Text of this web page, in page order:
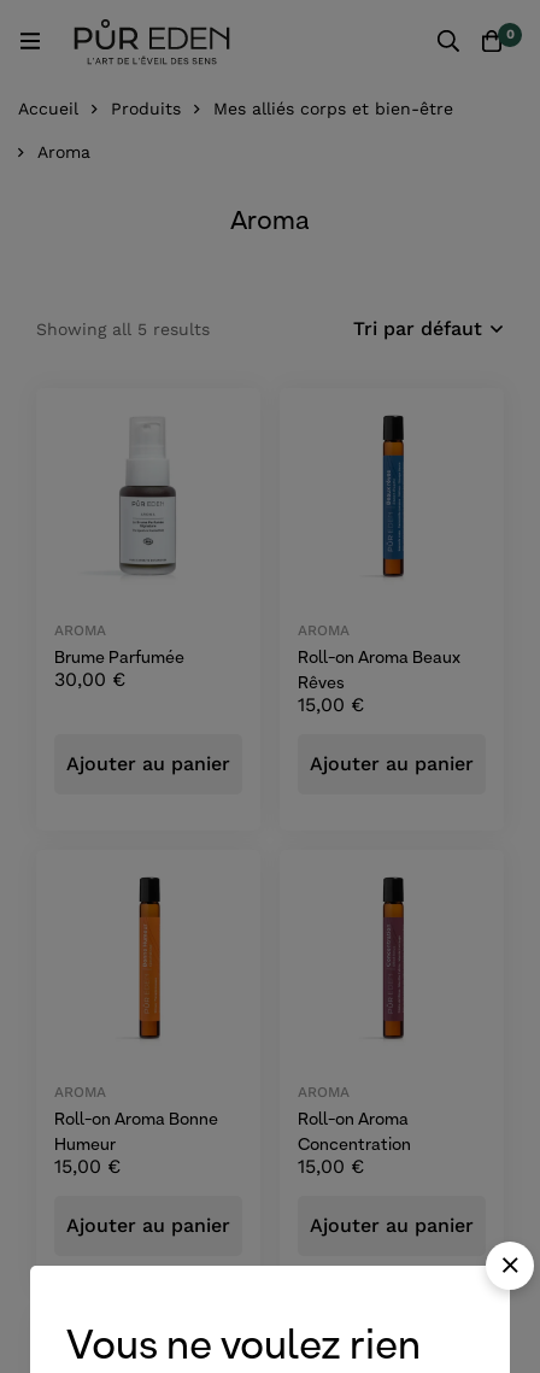
0
Accueil Produits Mes alliés corps et bien-être
Aroma
Aroma
Showing all 5 results Tri par défaut
AROMA
Brume Parfumée
30,00 €
Ajouter au panier
AROMA
Roll-on Aroma Beaux
Rêves
15,00 €
Ajouter au panier
AROMA
Roll-on Aroma Bonne
Humeur
15,00 €
Ajouter au panier
AROMA
Roll-on Aroma
Concentration
15,00 €
Ajouter au panier
Vous ne voulez rien